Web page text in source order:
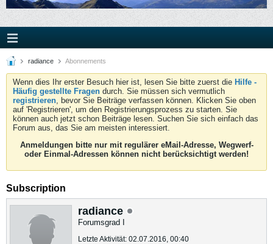
radiance Abonnements
Wenn dies Ihr erster Besuch hier ist, lesen Sie bitte zuerst die Hilfe -
Häufig gestellte Fragen durch. Sie müssen sich vermutlich
registrieren, bevor Sie Beiträge verfassen können. Klicken Sie oben
auf 'Registrieren', um den Registrierungsprozess zu starten. Sie
können auch jetzt schon Beiträge lesen. Suchen Sie sich einfach das
Forum aus, das Sie am meisten interessiert.
Anmeldungen bitte nur mit regulärer eMail-Adresse, Wegwerf-
oder Einmal-Adressen können nicht berücksichtigt werden!
Subscription
radiance
Forumsgrad I
Letzte Aktivität: 02.07.2016, 00:40